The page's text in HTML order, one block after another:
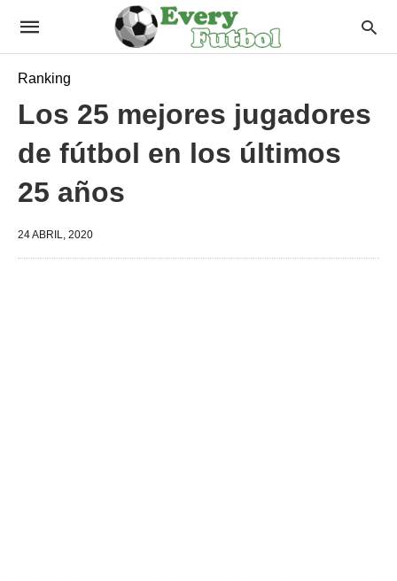
Ranking
Los 25 mejores jugadores
de fútbol en los últimos
25 años
24 ABRIL, 2020